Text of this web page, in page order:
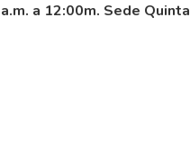
a 12:00m. Sede